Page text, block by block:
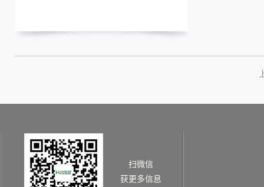
扫微信
获更多信息